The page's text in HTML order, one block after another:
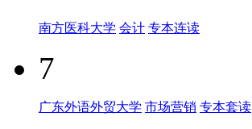
南方医科大学 会计 专本连读
7
广东外语外贸大学 市场营销 专本套读